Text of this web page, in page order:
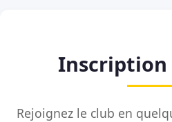
Inscription
Rejoignez le club en